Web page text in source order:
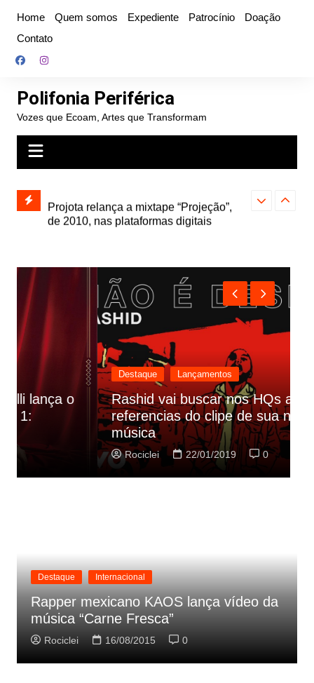
conteúdo
Home Quem somos Expediente Patrocínio
Doação
Contato
Polifonia Periférica
Vozes que Ecoam, Artes que Transformam
e abre
autoral,
de 2010, nas plataformas digitais
Farofa
Lançamentos
Rashid vai buscar nos HQs as
referencias do clipe de sua nova
22/01/2019 0
Destaque Internacional
Rapper mexicano KAOS lança vídeo da
música “Carne Fresca”
Rociclei 16/08/2015 0